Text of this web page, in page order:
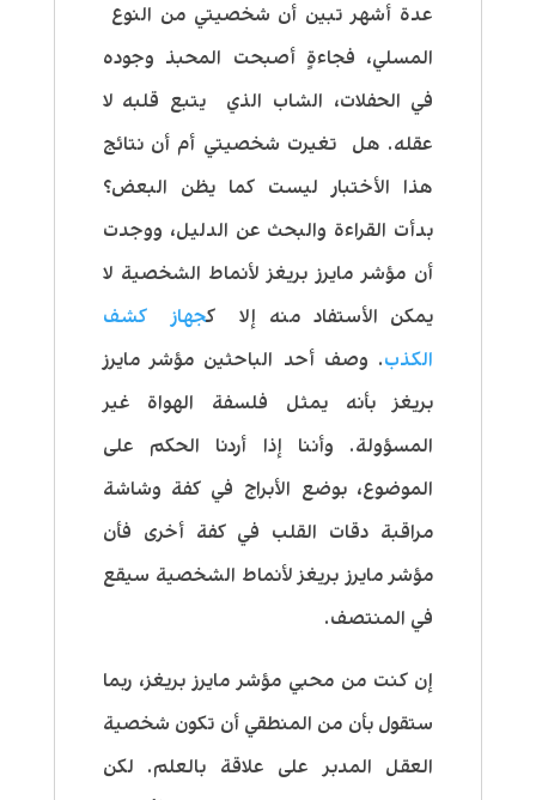
عدة أشهر تبين أن شخصيتي من النوع
المسلي، فجاءةٍ أصبحت المحبذ وجوده
في الحفلات، الشاب الذي يتبع قلبه لا
عقله. هل تغيرت شخصيتي أم أن نتائج
هذا الأختبار ليست كما يظن البعض؟
بدأت القراءة والبحث عن الدليل، ووجدت
أن مؤشر مايرز بريغز لأنماط الشخصية لا
يمكن الأستفاد منه إلا كجهاز كشف
الكذب. وصف أحد الباحثين مؤشر مايرز
بريغز بأنه يمثل فلسفة الهواة غير
المسؤولة. وأننا إذا أردنا الحكم على
الموضوع، بوضع الأبراج في كفة وشاشة
مراقبة دقات القلب في كفة أخرى فأن
مؤشر مايرز بريغز لأنماط الشخصية سيقع
في المنتصف.
إن كنت من محبي مؤشر مايرز بريغز، ربما
ستقول بأن من المنطقي أن تكون شخصية
العقل المدبر على علاقة بالعلم. لكن